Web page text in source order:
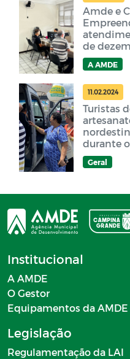
Amde e
de
A AMDE
11.02.2024
Turistas
durante o
CG
Geral
Institucional
A AMDE
O Gestor
Equipamentos da AMDE
Legislação
Regulamentação da LAI